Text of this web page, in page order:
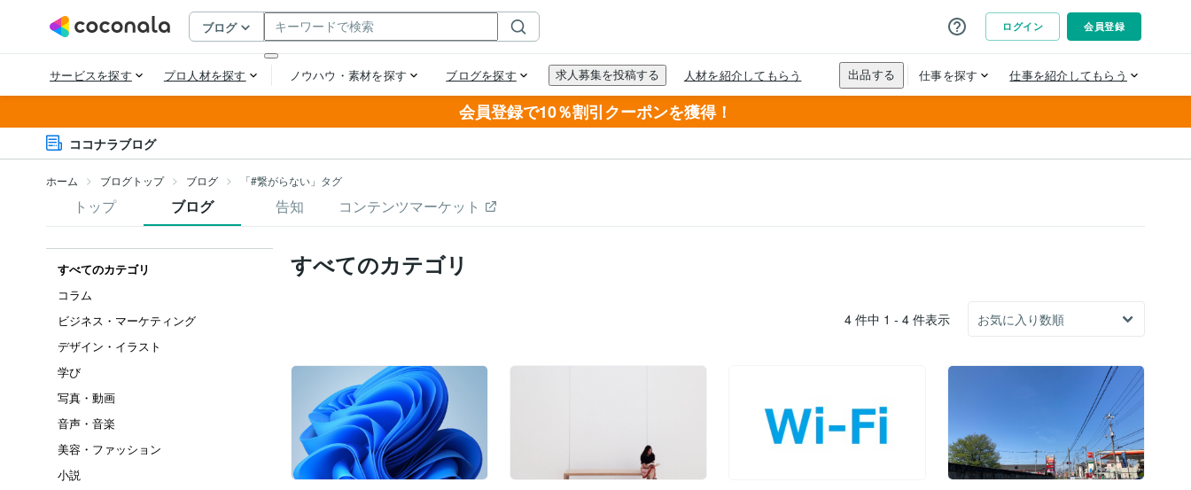
会員登録で10％割引クーポンを獲得！
ココナラブログ
ホーム ブログトップ ブログ 「#繋がらない」タグ
トップ ブログ 告知 コンテンツマーケット
すべてのカテゴリ
コラム
ビジネス・マーケティング
デザイン・イラスト
学び
写真・動画
音声・音楽
美容・ファッション
小説
すべてのカテゴリ
4 件中 1 - 4 件表示